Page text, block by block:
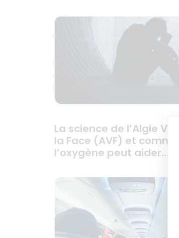
La science de l’Algie
la Face (AVF) et
l’oxygène peut aider…